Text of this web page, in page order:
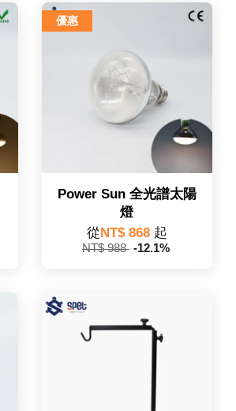
優惠
Power Sun 全光譜太陽
燈
從NT$ 868 起
NT$ 988 -12.1%